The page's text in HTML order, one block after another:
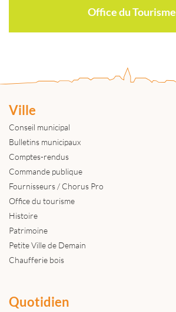
Office du Tourisme
Ville
Conseil municipal
Bulletins municipaux
Comptes-rendus
Commande publique
Fournisseurs / Chorus Pro
Office du tourisme
Histoire
Patrimoine
Petite Ville de Demain
Chaufferie bois
Quotidien